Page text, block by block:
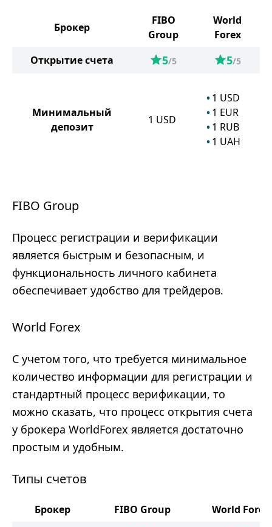
Брокер
FIBO
Group
World
Forex
Открытие счета
5/5 5/5
Минимальный
депозит
1 USD
1 USD
1 EUR
1 RUB
1 UAH
FIBO Group
Процесс регистрации и верификации
является быстрым и безопасным, и
функциональность личного кабинета
обеспечивает удобство для трейдеров.
World Forex
С учетом того, что требуется минимальное
количество информации для регистрации и
стандартный процесс верификации, то
можно сказать, что процесс открытия счета
у брокера WorldForex является достаточно
простым и удобным.
Типы счетов
Брокер FIBO Group
World Forex